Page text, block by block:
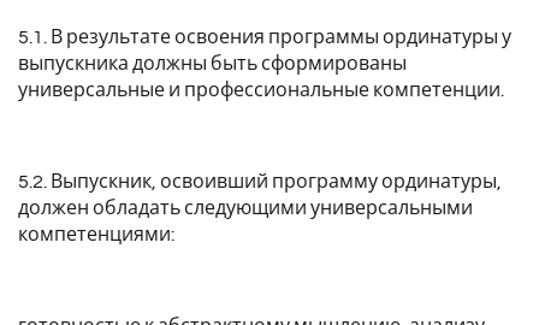
5.1. В результате освоения программы ординатуры у
выпускника должны быть сформированы
универсальные и профессиональные компетенции.
5.2. Выпускник, освоивший программу ординатуры,
должен обладать следующими универсальными
компетенциями: